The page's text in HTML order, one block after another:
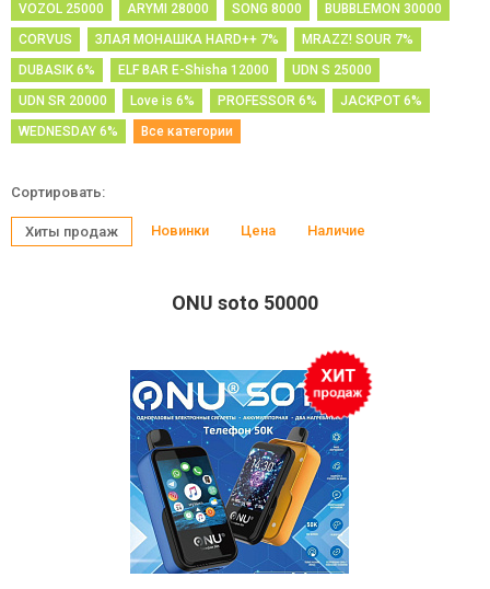
VOZOL 25000
ARYMI 28000 SONG 8000
BUBBLEMON 30000
CORVUS
ЗЛАЯ МОНАШКА HARD++ 7%
MRAZZ! SOUR 7%
DUBASIK 6%
ELF BAR E-Shisha 12000
UDN S 25000
UDN SR 20000
Love is 6% PROFESSOR 6%
JACKPOT 6%
WEDNESDAY 6%
Все категории
Сортировать:
Хиты продаж Новинки Цена Наличие
ONU soto 50000